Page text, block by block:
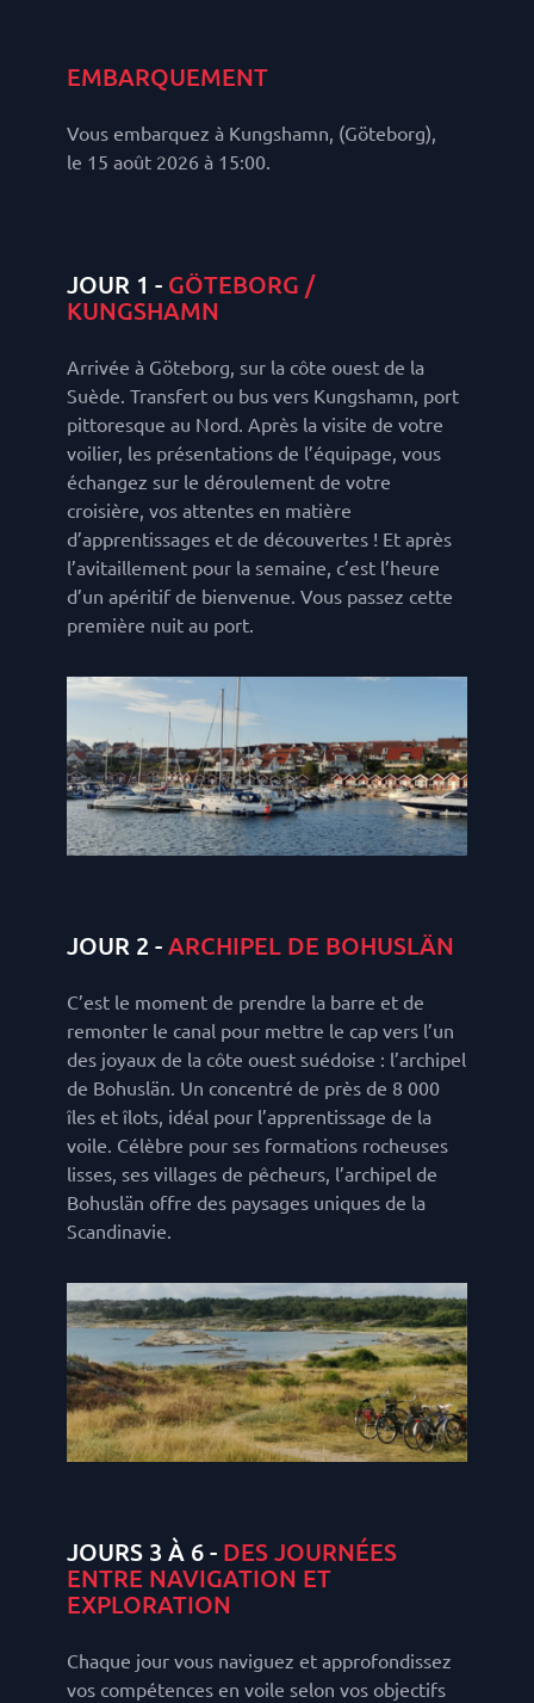
EMBARQUEMENT
Vous embarquez à Kungshamn, (Göteborg),
le 15 août 2026 à 15:00.
JOUR 1 - GÖTEBORG /
KUNGSHAMN
Arrivée à Göteborg, sur la côte ouest de la
Suède. Transfert ou bus vers Kungshamn, port
pittoresque au Nord. Après la visite de votre
voilier, les présentations de l’équipage, vous
échangez sur le déroulement de votre
croisière, vos attentes en matière
d’apprentissages et de découvertes ! Et après
l’avitaillement pour la semaine, c’est l’heure
d’un apéritif de bienvenue. Vous passez cette
première nuit au port.
JOUR 2 -ARCHIPEL DE BOHUSLÄN
C’est le moment de prendre la barre et de
remonter le canal pour mettre le cap vers l’un
des joyaux de la côte ouest suédoise : l’archipel
de Bohuslän. Un concentré de près de 8 000
îles et îlots, idéal pour l’apprentissage de la
voile. Célèbre pour ses formations rocheuses
lisses, ses villages de pêcheurs, l’archipel de
Bohuslän offre des paysages uniques de la
Scandinavie.
JOURS 3 À 6 - DES JOURNÉES
ENTRE NAVIGATION ET
EXPLORATION
Chaque jour vous naviguez et approfondissez
vos compétences en voile selon vos objectifs